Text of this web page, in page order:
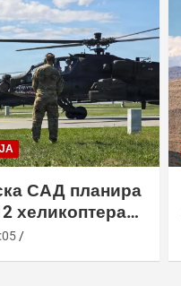
САД планира
хеликоптера
од Боеинг